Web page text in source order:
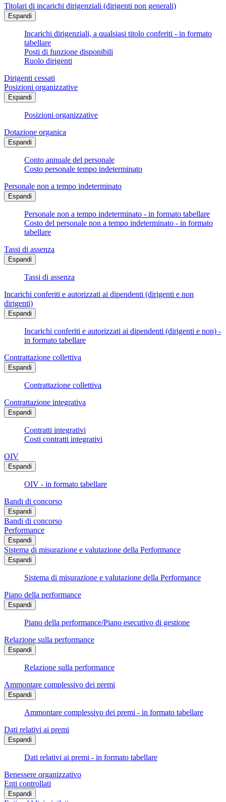
Titolari di incarichi dirigenziali (dirigenti non generali)
Espandi
Incarichi dirigenziali, a qualsiasi titolo conferiti - in formato
tabellare
Posti di funzione disponibili
Ruolo dirigenti
Dirigenti cessati
Posizioni organizzative
Espandi
Posizioni organizzative
Dotazione organica
Espandi
Conto annuale del personale
Costo personale tempo indeterminato
Personale non a tempo indeterminato
Espandi
Personale non a tempo indeterminato - in formato tabellare
Costo del personale non a tempo indeterminato - in formato
tabellare
Tassi di assenza
Espandi
Tassi di assenza
Incarichi conferiti e autorizzati ai dipendenti (dirigenti e non
dirigenti)
Espandi
Incarichi conferiti e autorizzati ai dipendenti (dirigenti e non) -
in formato tabellare
Contrattazione collettiva
Espandi
Contrattazione collettiva
Contrattazione integrativa
Espandi
Contratti integrativi
Costi contratti integrativi
OIV
Espandi
OIV - in formato tabellare
Bandi di concorso
Espandi
Bandi di concorso
Performance
Espandi
Sistema di misurazione e valutazione della Performance
Espandi
Sistema di misurazione e valutazione della Performance
Piano della performance
Espandi
Piano della performance/Piano esecutivo di gestione
Relazione sulla performance
Espandi
Relazione sulla performance
Ammontare complessivo dei premi
Espandi
Ammontare complessivo dei premi - in formato tabellare
Dati relativi ai premi
Espandi
Dati relativi ai premi - in formato tabellare
Benessere organizzativo
Enti controllati
Espandi